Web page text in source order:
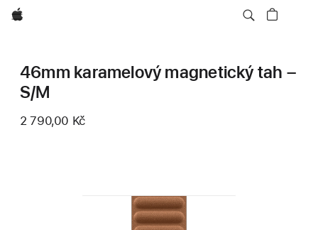
Apple
46mm karamelový magnetický tah –
S/M
2 790,00 Kč